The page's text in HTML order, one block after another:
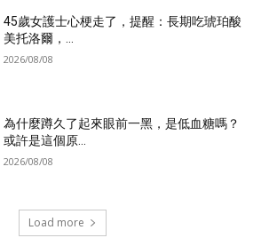
45歲女護士心梗走了，提醒：長期吃琥珀酸
美托洛爾，...
2026/08/08
為什麼蹲久了起來眼前一黑，是低血糖嗎？
或許是這個原...
2026/08/08
Load more